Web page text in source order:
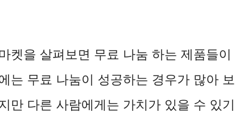
켓을 살펴보면 무료 나눔 하는 제품들이
는 무료 나눔이 성공하는 경우가 많아 보
만 다른 사람에게는 가치가 있을 수 있기